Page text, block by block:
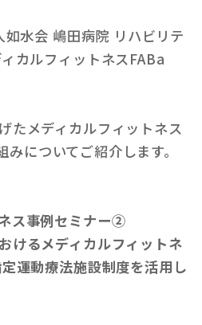
水会 嶋田病院 リハビリテ
カルフィットネスFABa
たメディカルフィットネス
についてご紹介します。
ス事例セミナー②
けるメディカルフィットネ
運動療法施設制度を活用し